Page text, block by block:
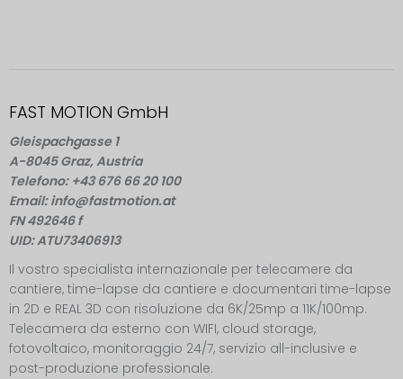
FAST MOTION GmbH
Gleispachgasse 1
A-8045 Graz, Austria
Telefono: +43 676 66 20 100
Email: info@fastmotion.at
FN 492646 f
UID: ATU73406913
Il vostro specialista internazionale per telecamere da
cantiere, time-lapse da cantiere e documentari time-lapse
in 2D e REAL 3D con risoluzione da 6K/25mp a 11K/100mp.
Telecamera da esterno con WIFI, cloud storage,
fotovoltaico, monitoraggio 24/7, servizio all-inclusive e
post-produzione professionale.